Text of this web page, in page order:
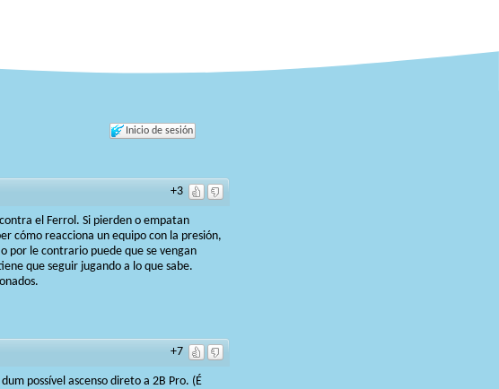
Inicio de sesión
+3
el Ferrol. Si pierden o empatan
cómo reacciona un equipo con la presión,
por le contrario puede que se vengan
que seguir jugando a lo que sabe.
+7
possível ascenso direto a 2B Pro. (É